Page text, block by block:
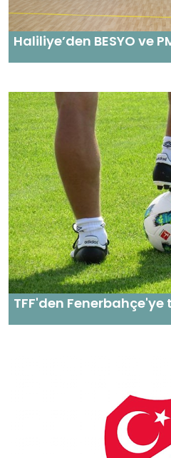
Haliliye’den BESYO ve
TFF'den Fenerbahçe'ye